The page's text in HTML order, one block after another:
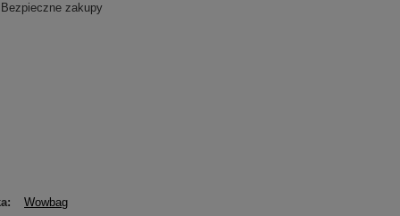
Bezpieczne zakupy
Wowbag